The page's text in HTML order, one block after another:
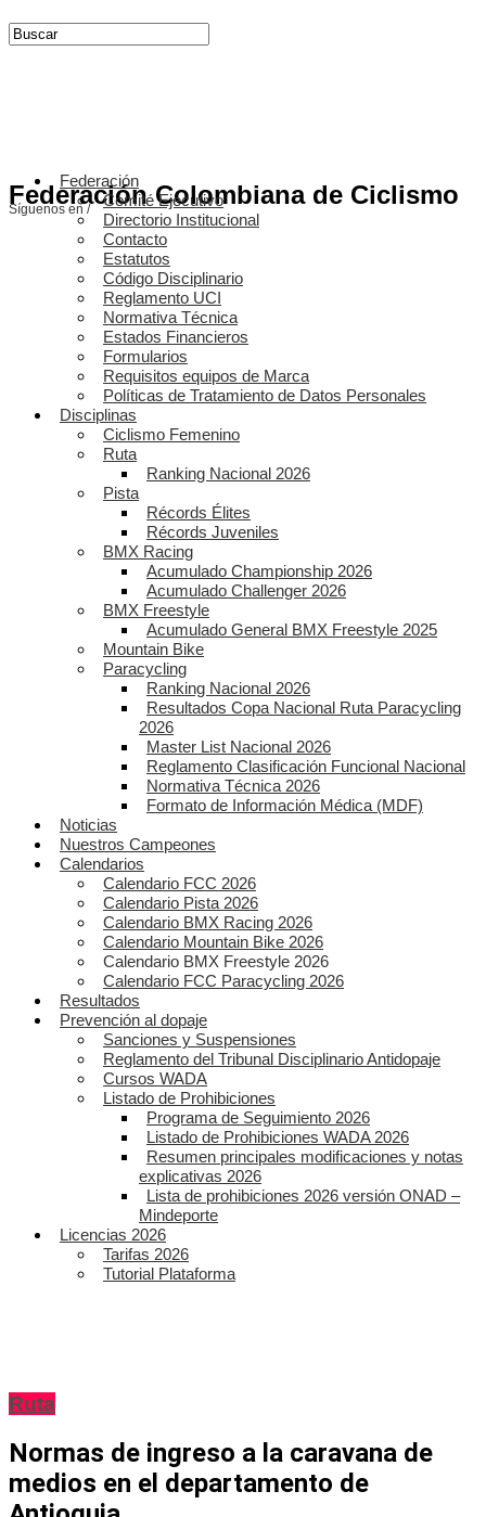
Federación Colombiana de Ciclismo
Síguenos en /
Federación
Comité Ejecutivo
Directorio Institucional
Contacto
Estatutos
Código Disciplinario
Reglamento UCI
Normativa Técnica
Estados Financieros
Formularios
Requisitos equipos de Marca
Políticas de Tratamiento de Datos Personales
Disciplinas
Ciclismo Femenino
Ruta
Ranking Nacional 2026
Pista
Récords Élites
Récords Juveniles
BMX Racing
Acumulado Championship 2026
Acumulado Challenger 2026
BMX Freestyle
Acumulado General BMX Freestyle 2025
Mountain Bike
Paracycling
Ranking Nacional 2026
Resultados Copa Nacional Ruta Paracycling
2026
Master List Nacional 2026
Reglamento Clasificación Funcional Nacional
Normativa Técnica 2026
Formato de Información Médica (MDF)
Noticias
Nuestros Campeones
Calendarios
Calendario FCC 2026
Calendario Pista 2026
Calendario BMX Racing 2026
Calendario Mountain Bike 2026
Calendario BMX Freestyle 2026
Calendario FCC Paracycling 2026
Resultados
Prevención al dopaje
Sanciones y Suspensiones
Reglamento del Tribunal Disciplinario Antidopaje
Cursos WADA
Listado de Prohibiciones
Programa de Seguimiento 2026
Listado de Prohibiciones WADA 2026
Resumen principales modificaciones y notas
explicativas 2026
Lista de prohibiciones 2026 versión ONAD –
Mindeporte
Licencias 2026
Tarifas 2026
Tutorial Plataforma
Ruta
Normas de ingreso a la caravana de
medios en el departamento de